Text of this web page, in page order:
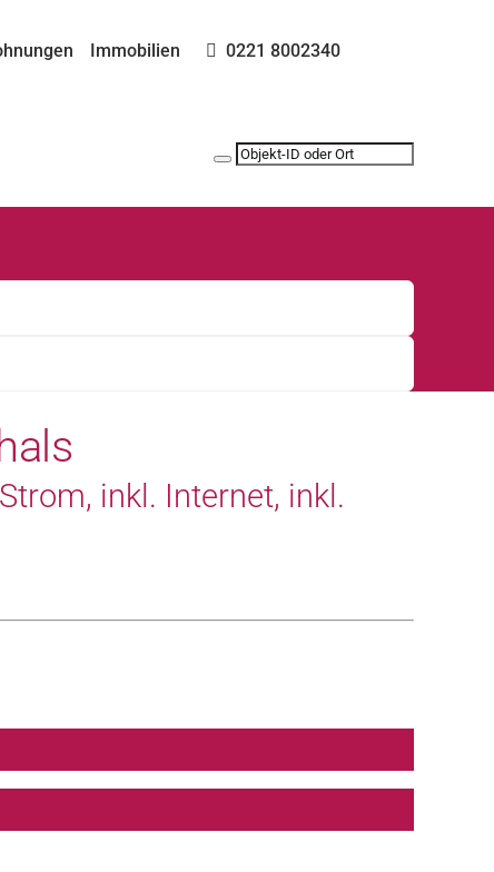
Immobilien 0221 8002340
inkl. Internet, inkl.